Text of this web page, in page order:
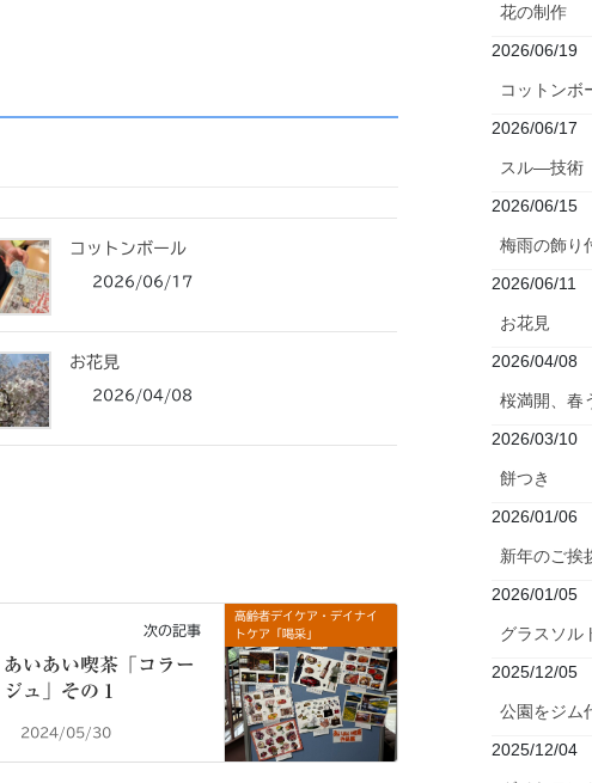
コットンボール
2026/06/17
お花見
2026/04/08
高齢者デイケア・デイナイ
トケア「喝采」
次の記事
あいあい喫茶「コラー
ジュ」その１
2024/05/30
花の制作
2026/06/19
コットンボ
2026/06/17
スル―技術
2026/06/15
梅雨の飾り
2026/06/11
お花見
2026/04/08
桜満開、春
2026/03/10
餅つき
2026/01/06
新年のご挨
2026/01/05
グラスソル
2025/12/05
公園をジム
2025/12/04